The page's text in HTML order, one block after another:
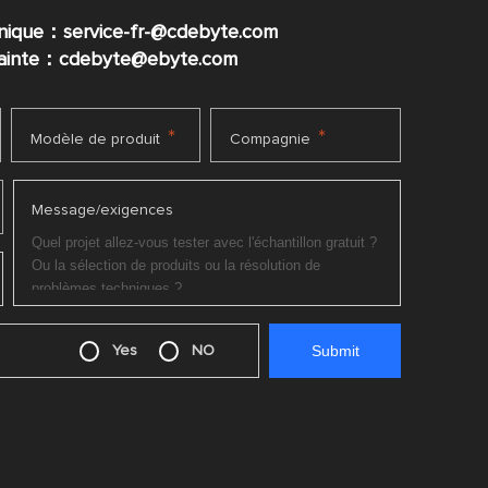
：service-fr-@cdebyte.com
：cdebyte@ebyte.com
Modèle de produit * Compagnie *
Message/exigences
Yes NO